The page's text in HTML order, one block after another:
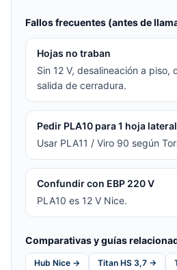
Fallos frecuentes (antes de
Hojas no traban
Sin 12 V, desalineación a piso,
salida de cerradura.
Pedir PLA10 para 1 hoja lateral
Usar PLA11 / Viro 90 según
Confundir con EBP 220 V
PLA10 es 12 V Nice.
Comparativas y guías
Hub Nice → Titan HS 3,7 →